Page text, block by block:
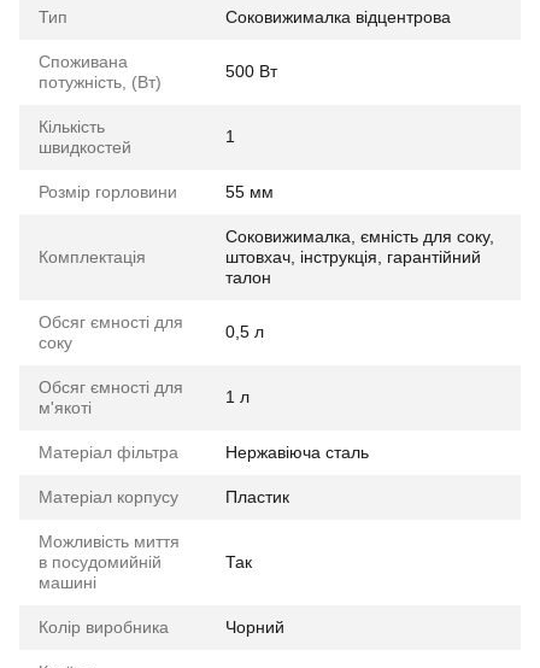
Тип Соковижималка відцентрова
Споживана
потужність, (Вт)
500 Вт
Кількість
швидкостей
1
Розмір горловини 55 мм
Комплектація
Соковижималка, ємність для соку,
штовхач, інструкція, гарантійний
талон
Обсяг ємності для
соку
0,5 л
Обсяг ємності для
м'якоті
1 л
Матеріал фільтра Нержавіюча сталь
Матеріал корпусу Пластик
Можливість миття
в посудомийній
машині
Так
Колір виробника Чорний